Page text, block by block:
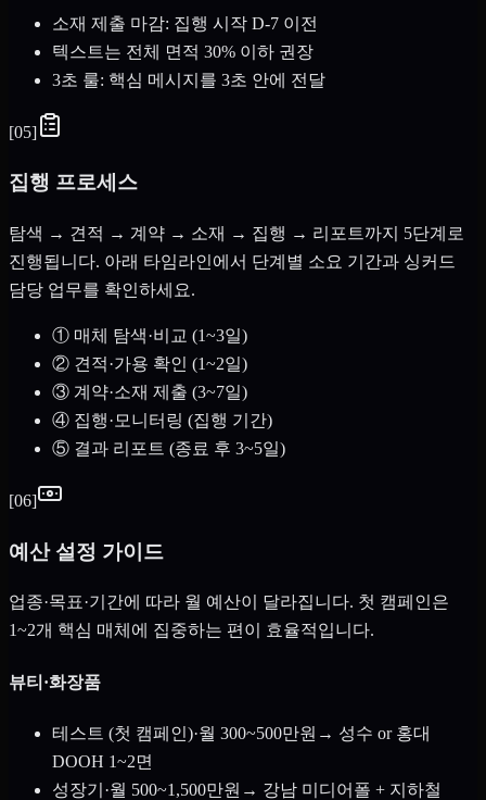
소재 제출 마감: 집행 시작 D-7 이전
텍스트는 전체 면적 30% 이하 권장
3초 룰: 핵심 메시지를 3초 안에 전달
[05]
집행 프로세스
탐색 → 견적 → 계약 → 소재 → 집행 → 리포트까지 5단계로
진행됩니다. 아래 타임라인에서 단계별 소요 기간과 싱커드
담당 업무를 확인하세요.
① 매체 탐색·비교 (1~3일)
② 견적·가용 확인 (1~2일)
③ 계약·소재 제출 (3~7일)
④ 집행·모니터링 (집행 기간)
⑤ 결과 리포트 (종료 후 3~5일)
[06]
예산 설정 가이드
업종·목표·기간에 따라 월 예산이 달라집니다. 첫 캠페인은
1~2개 핵심 매체에 집중하는 편이 효율적입니다.
뷰티·화장품
테스트 (첫 캠페인)·월 300~500만원 → 성수 or 홍대
DOOH 1~2면
성장기 ·월 500~1,500만원 → 강남 미디어폴 + 지하철